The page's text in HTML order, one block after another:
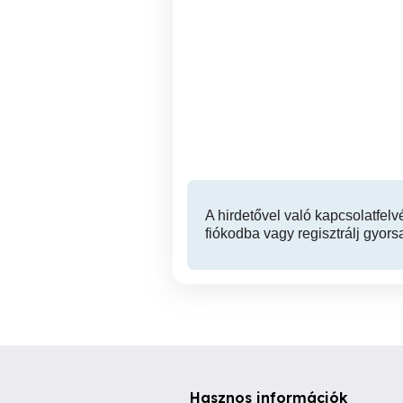
A hirdetővel való
fiókodba vagy regisztrálj
Hasznos információk